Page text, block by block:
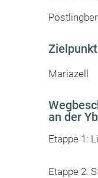
Mariazell
an der
Etappe 1:
Etappe 2: